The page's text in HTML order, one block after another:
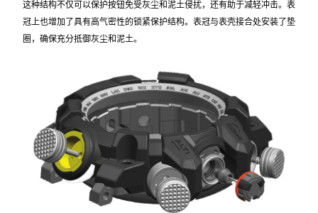
这种结构不仅可以保护按钮免受灰尘和泥土侵扰，还有助于减轻冲击。表
冠上也增加了具有高气密性的锁紧保护结构。表冠与表壳接合处安装了垫
圈，确保充分抵御灰尘和泥土。